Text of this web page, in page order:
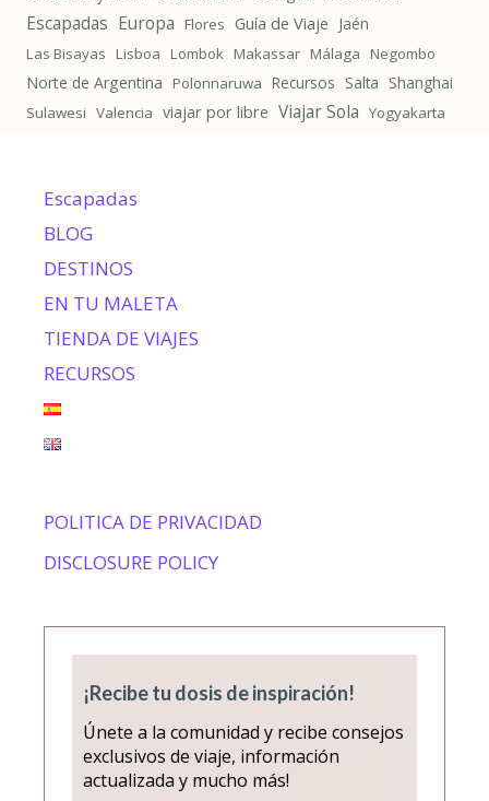
Escapadas Europa Flores Guía de Viaje Jaén
Las Bisayas Lisboa Lombok Makassar Málaga Negombo
Norte de Argentina Polonnaruwa Recursos Salta Shanghai
Sulawesi Valencia viajar por libre Viajar Sola Yogyakarta
Escapadas
BLOG
DESTINOS
EN TU MALETA
TIENDA DE VIAJES
RECURSOS
POLITICA DE PRIVACIDAD
DISCLOSURE POLICY
¡Recibe tu dosis de inspiración!
Únete a la comunidad y recibe consejos
exclusivos de viaje, información
actualizada y mucho más!